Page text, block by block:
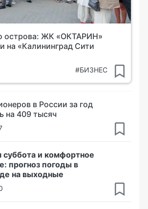
острова: ЖК «ОКТАРИН»
на «Калининград Сити
#БИЗНЕС
в России за год
на 409 тысяч
суббота и комфортное
прогноз погоды в
на выходные